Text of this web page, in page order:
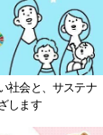
社会と、サステナ
します